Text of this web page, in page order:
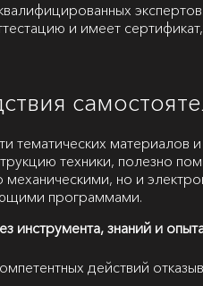
и имеет
тематических материалов
техники, полезно
механическими, но и
программами.
инструмента, знаний и
действий